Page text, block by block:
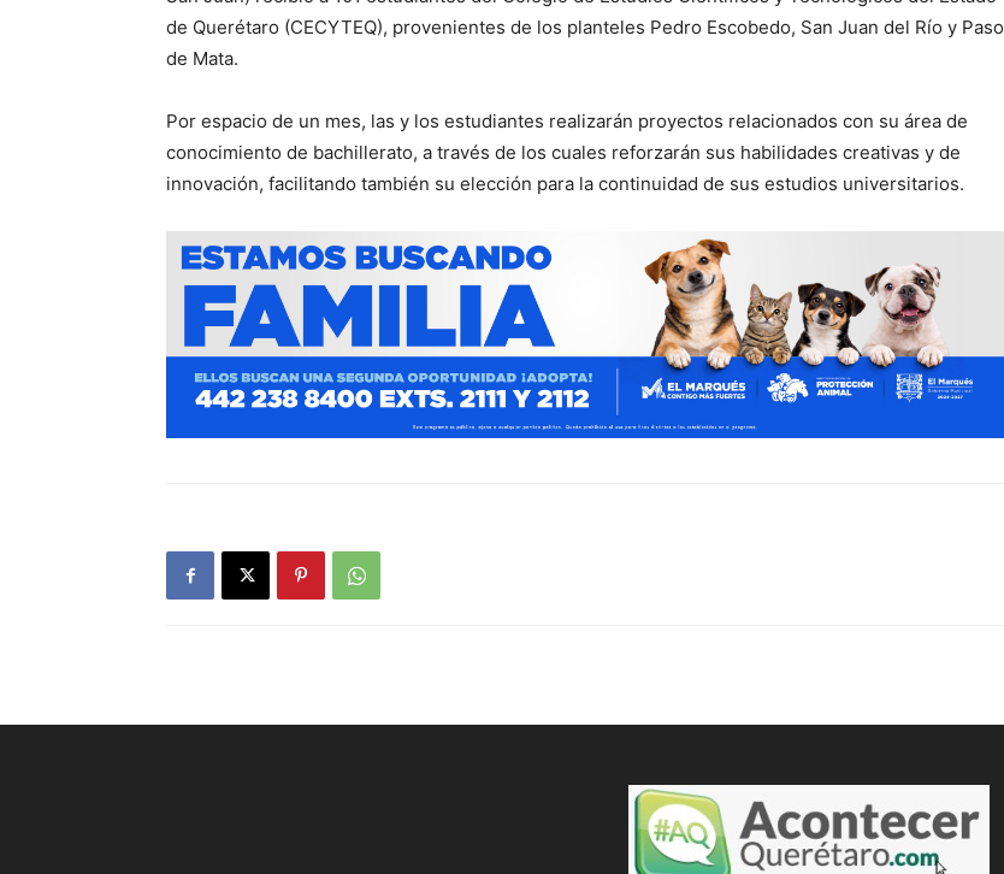
de Querétaro (CECYTEQ), provenientes de los planteles Pedro Escobedo, San Juan del Río y Paso
de Mata.
Por espacio de un mes, las y los estudiantes realizarán proyectos relacionados con su área de
conocimiento de bachillerato, a través de los cuales reforzarán sus habilidades creativas y de
innovación, facilitando también su elección para la continuidad de sus estudios universitarios.